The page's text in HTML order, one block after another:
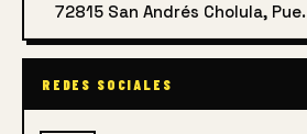
72815 San Andrés Cholula, Pue.
REDES SOCIALES